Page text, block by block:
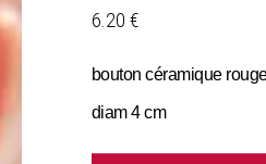
6.20 €
bouton céramique
diam 4 cm